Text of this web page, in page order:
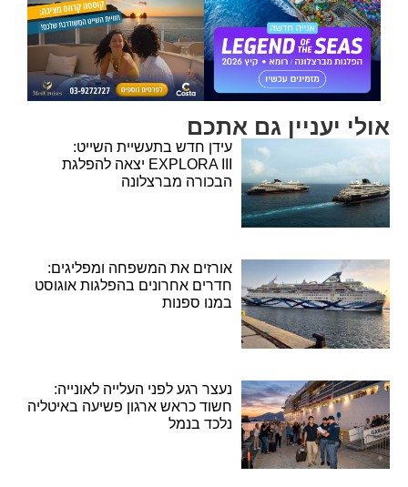
אולי יעניין גם אתכם
עידן חדש בתעשיית השייט:
EXPLORA III יצאה להפלגת
הבכורה מברצלונה
אורזים את המשפחה ומפליגים:
חדרים אחרונים בהפלגות אוגוסט
במנו ספנות
נעצר רגע לפני העלייה לאונייה:
חשוד כראש ארגון פשיעה באיטליה
נלכד בנמל